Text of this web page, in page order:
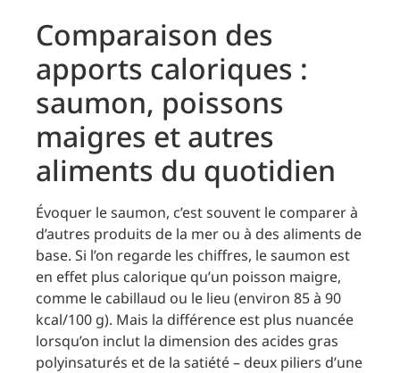
Comparaison des
apports caloriques :
saumon, poissons
maigres et autres
aliments du quotidien
Évoquer le saumon, c’est souvent le comparer à
d’autres produits de la mer ou à des aliments de
base. Si l’on regarde les chiffres, le saumon est
en effet plus calorique qu’un poisson maigre,
comme le cabillaud ou le lieu (environ 85 à 90
kcal/100 g). Mais la différence est plus nuancée
lorsqu’on inclut la dimension des acides gras
polyinsaturés et de la satiété – deux piliers d’une